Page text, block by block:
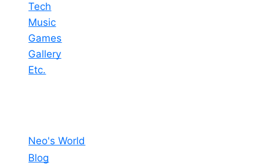
Tech
Music
Games
Gallery
Etc.
Neo's World
Blog